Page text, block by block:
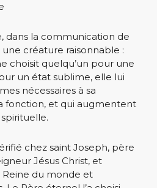
dans la communication de
créature raisonnable :
choisit quelqu’un pour une
un état sublime, elle lui
nécessaires à sa
fonction, et qui augmentent
chez saint Joseph, père
Jésus Christ, et
du monde et